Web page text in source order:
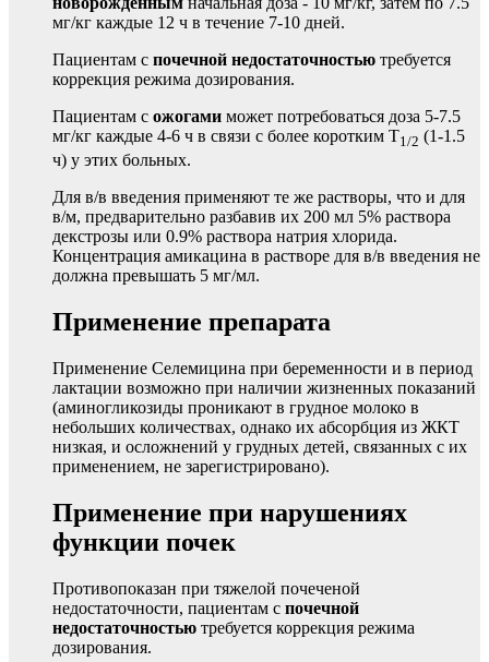
мг/кг каждые 12 ч в течение 7-10 дней.
Пациентам с почечной недостаточностью требуется
коррекция режима дозирования.
Пациентам с ожогами может потребоваться доза 5-7.5
мг/кг каждые 4-6 ч в связи с более коротким T1/2 (1-1.5
ч) у этих больных.
Для в/в введения применяют те же растворы, что и для
в/м, предварительно разбавив их 200 мл 5% раствора
декстрозы или 0.9% раствора натрия хлорида.
Концентрация амикацина в растворе для в/в введения не
должна превышать 5 мг/мл.
Применение препарата
Применение Селемицина при беременности и в период
лактации возможно при наличии жизненных показаний
(аминогликозиды проникают в грудное молоко в
небольших количествах, однако их абсорбция из ЖКТ
низкая, и осложнений у грудных детей, связанных с их
применением, не зарегистрировано).
Применение при нарушениях
функции почек
Противопоказан при тяжелой почеченой
недостаточности, пациентам с почечной
недостаточностью требуется коррекция режима
дозирования.